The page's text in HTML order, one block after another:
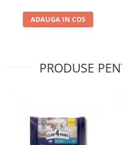
ADAUGA IN COS
PRODUSE